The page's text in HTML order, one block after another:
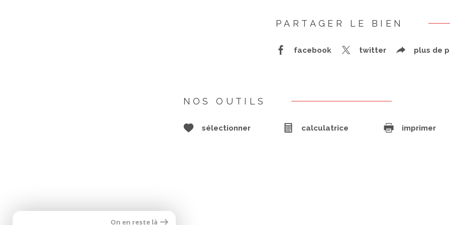
PARTAGER LE BIEN
facebook twitter plus de
NOS OUTILS
sélectionner calculatrice imprimer
On en reste là